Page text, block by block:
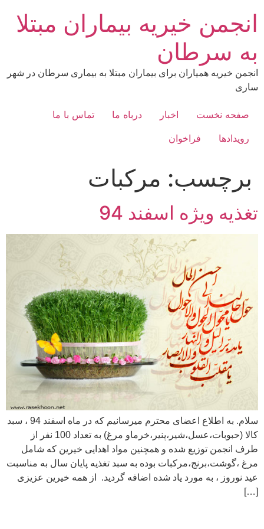
محتوا
انجمن خیریه بیماران مبتلا
به سرطان
انجمن خیریه همیاران برای بیماران مبتلا به بیماری سرطان در شهر
ساری
صفحه نخست اخبار درباه ما
تماس با ما
رویدادها
فراخوان
برچسب: مرکبات
تغذیه ویژه اسفند 94
سلام. به اطلاع اعضای محترم میرسانیم که در ماه اسفند 94 ، سبد
کالا (حبوبات،عسل،شیر،پنیر،خرماو مرغ) به تعداد 100 نفر از
طرف انجمن توزیع شده و همچنین مواد اهدایی خیرین که شامل
مرغ ،گوشت،برنج،مرکبات بوده به سبد تغذیه پایان سال به مناسبت
عید نوروز ، به مورد یاد شده اضافه گردید. از همه خیرین عزیزی
[…]